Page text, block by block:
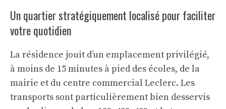
Un quartier stratégiquement localisé pour faciliter
votre quotidien
La résidence jouit d’un emplacement privilégié,
à moins de 15 minutes à pied des écoles, de la
mairie et du centre commercial Leclerc. Les
transports sont particulièrement bien desservis